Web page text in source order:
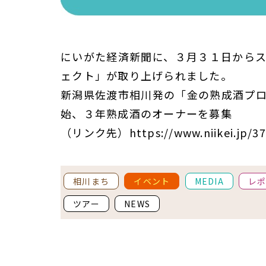
にいがた経済新聞に、３月３１日から
ェクト」が取り上げられました。
新潟県佐渡市相川発の「金の熟成酒プ
始、３年熟成酒のオーナーを募集
（リンク先）https://www.niikei.jp/
相川まち イベント MEDIA
レ
ツアー
NEWS